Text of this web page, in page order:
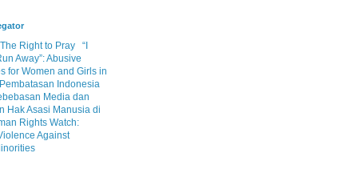
Right to Pray
“I
Away”: Abusive
for Women and Girls in
Pembatasan Indonesia
Media dan
Hak Asasi Manusia di
Rights Watch:
Against